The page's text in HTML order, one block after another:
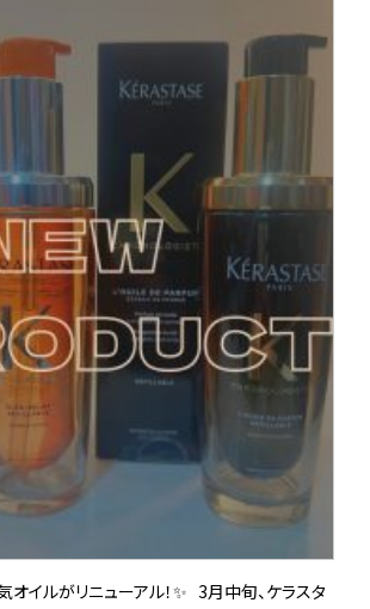
オイルがリニューアル！✨ 3月中旬、ケラスタ